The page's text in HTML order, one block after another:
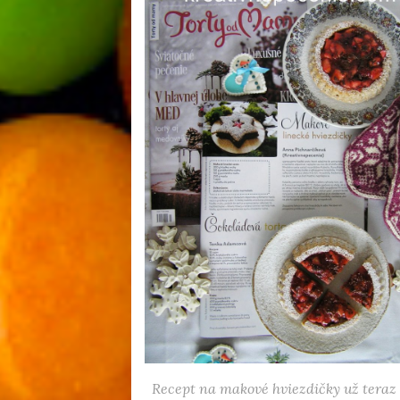
Recept na makové hviezdičky už